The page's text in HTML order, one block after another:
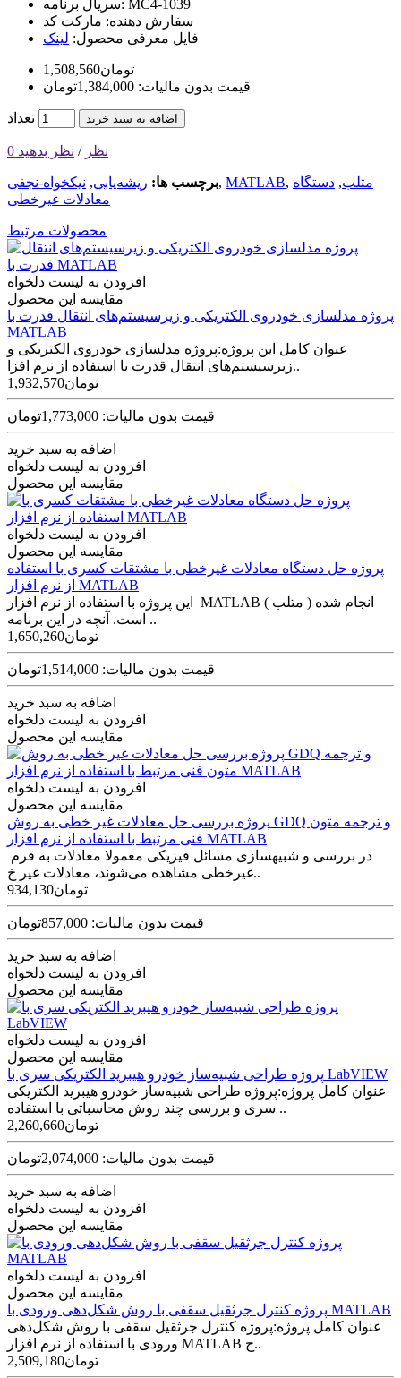
سریال برنامه: MC4-1039
سفارش دهنده: مارکت کد
فایل معرفی محصول: لینک
1,508,560تومان
قیمت بدون مالیات: 1,384,000تومان
تعداد اضافه به سبد خرید
0 نظر / نظر بدهید
برچسب ها: ریشه‌یابی, نیکخواه-نجفی , MATLAB, متلب, دستگاه
معادلات غیرخطی
محصولات مرتبط
افزودن به لیست دلخواه
مقایسه این محصول
پروژه مدلسازی خودروی الکتریکی و زیرسیستم‌های انتقال قدرت با
MATLAB
عنوان کامل این پروژه:پروژه مدلسازی خودروی الکتریکی و
زیرسیستم‌های انتقال قدرت با استفاده از نرم افزا..
1,932,570تومان
قیمت بدون مالیات: 1,773,000تومان
اضافه به سبد خرید
افزودن به لیست دلخواه
مقایسه این محصول
افزودن به لیست دلخواه
مقایسه این محصول
پروژه حل دستگاه معادلات غیرخطی با مشتقات کسری با استفاده
از نرم افزار MATLAB
این پروژه با استفاده از نرم افزار MATLAB ( متلب ) انجام شده
است. آنچه در این برنامه ..
1,650,260تومان
قیمت بدون مالیات: 1,514,000تومان
اضافه به سبد خرید
افزودن به لیست دلخواه
مقایسه این محصول
افزودن به لیست دلخواه
مقایسه این محصول
پروژه بررسی حل معادلات غیر خطی به روش GDQ و ترجمه متون
فنی مرتبط با استفاده از نرم افزار MATLAB
غیر­خطی مشاهده می­‌شوند، معادلات غیر خ..
934,130تومان
قیمت بدون مالیات: 857,000تومان
اضافه به سبد خرید
افزودن به لیست دلخواه
مقایسه این محصول
افزودن به لیست دلخواه
مقایسه این محصول
پروژه طراحی شبیه‌ساز خودرو هیبرید الکتریکی سری با LabVIEW
عنوان کامل پروژه:پروژه طراحی شبیه‌ساز خودرو هیبرید الکتریکی
سری و بررسی چند روش محاسباتی با استفاده ..
2,260,660تومان
قیمت بدون مالیات: 2,074,000تومان
اضافه به سبد خرید
افزودن به لیست دلخواه
مقایسه این محصول
افزودن به لیست دلخواه
مقایسه این محصول
پروژه کنترل جرثقیل سقفی با روش شکل‌دهی ورودی با MATLAB
عنوان کامل پروژه:پروژه کنترل جرثقیل سقفی با روش شکل‌دهی
ورودی با استفاده از نرم افزار MATLAB ج..
2,509,180تومان